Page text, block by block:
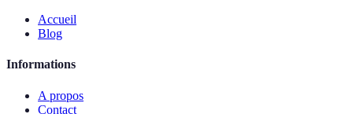
Accueil
Blog
Informations
A propos
Contact